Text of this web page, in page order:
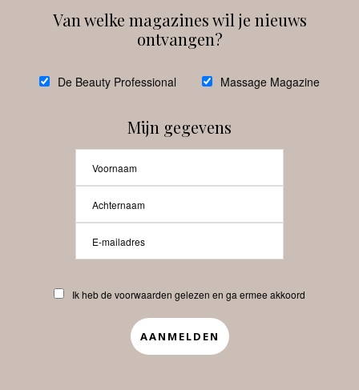
debeautyprofessional
Beauty-Pro.nl
Abonneren Contact
APP
Van welke magazines wil je nieuws
ontvangen?
De Beauty Professional Massage Magazine
Mijn gegevens
Ik heb de voorwaarden gelezen en ga ermee akkoord